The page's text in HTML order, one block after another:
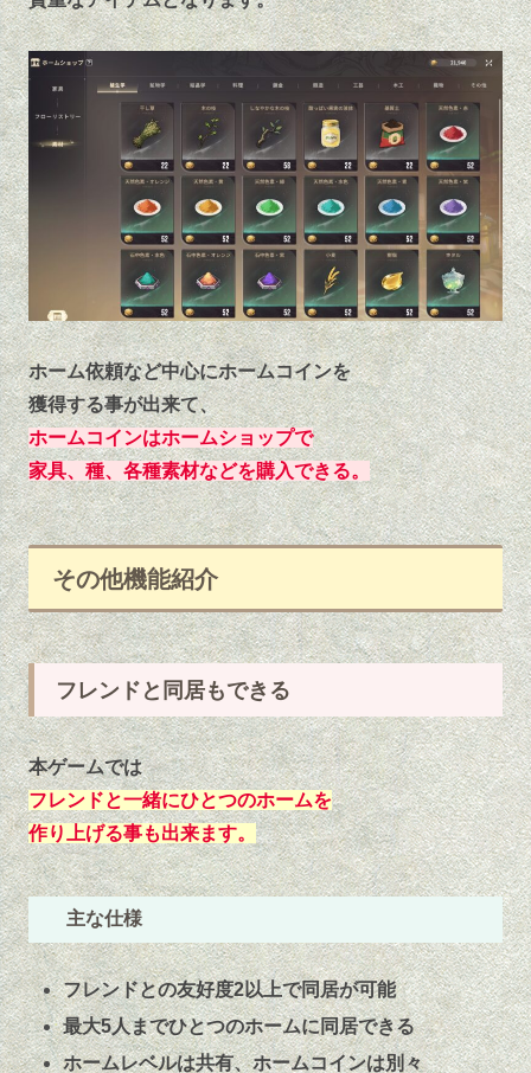
ホーム依頼など中心にホームコインを
獲得する事が出来て、
ホームコインはホームショップで
家具、種、各種素材などを購入できる。
その他機能紹介
フレンドと同居もできる
本ゲームでは
フレンドと一緒にひとつのホームを
作り上げる事も出来ます。
主な仕様
フレンドとの友好度2以上で同居が可能
最大5人までひとつのホームに同居できる
ホームレベルは共有、ホームコインは別々